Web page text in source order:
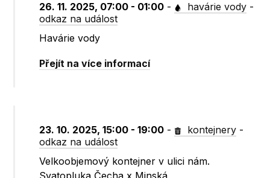
26. 11. 2025, 07:00 - 01:00 - havárie vody -
odkaz na událost
Havárie vody
Přejít na více informací
23. 10. 2025, 15:00 - 19:00 - kontejnery -
odkaz na událost
Velkoobjemový kontejner v ulici nám.
Svatopluka Čecha x Minská